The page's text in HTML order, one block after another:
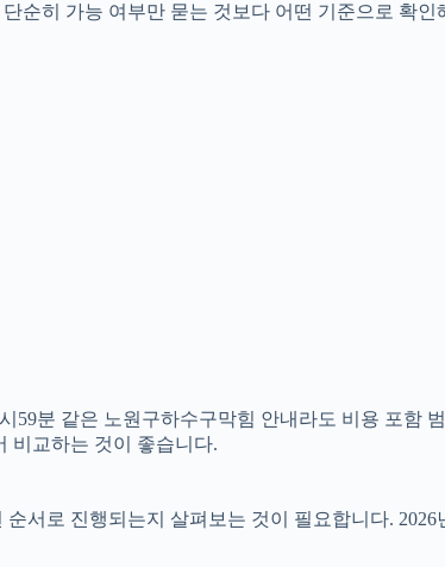
순히 가능 여부만 묻는 것보다 어떤 기준으로 확인
59분 같은 노원구하수구막힘 안내라도 비용 포함
비교하는 것이 좋습니다.
서로 진행되는지 살펴보는 것이 필요합니다. 2026